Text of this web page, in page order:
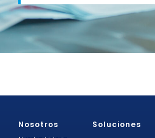
Nosotros Soluciones